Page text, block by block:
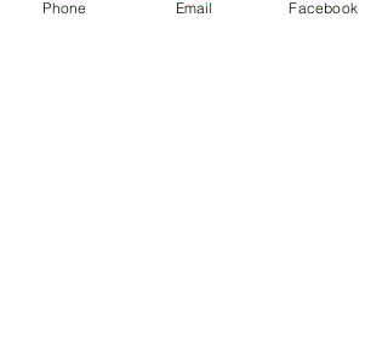
Phone Email Facebook